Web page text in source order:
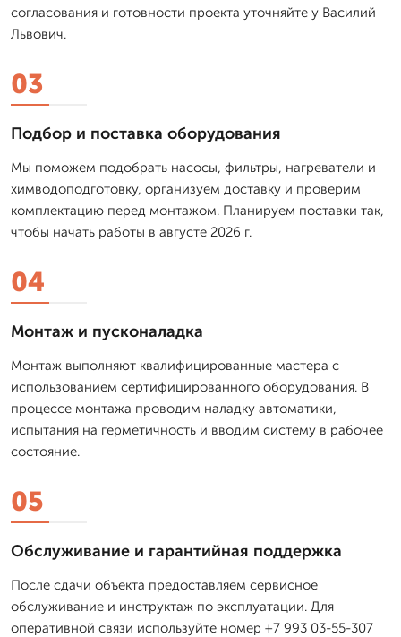
согласования и готовности проекта уточняйте у Василий
Львович.
03
Подбор и поставка оборудования
Мы поможем подобрать насосы, фильтры, нагреватели и
химводоподготовку, организуем доставку и проверим
комплектацию перед монтажом. Планируем поставки так,
чтобы начать работы в августе 2026 г.
04
Монтаж и пусконаладка
Монтаж выполняют квалифицированные мастера с
использованием сертифицированного оборудования. В
процессе монтажа проводим наладку автоматики,
испытания на герметичность и вводим систему в рабочее
состояние.
05
Обслуживание и гарантийная поддержка
После сдачи объекта предоставляем сервисное
обслуживание и инструктаж по эксплуатации. Для
оперативной связи используйте номер +7 993 03-55-307